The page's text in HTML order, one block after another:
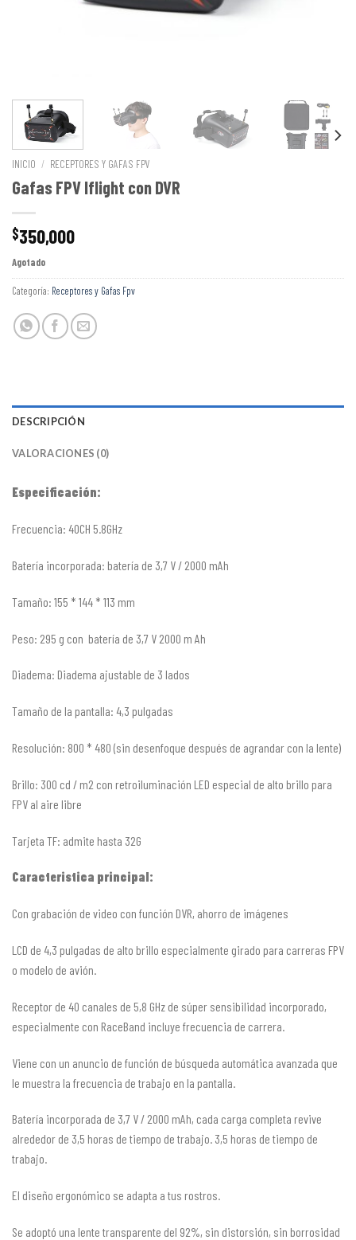
INICIO / RECEPTORES Y GAFAS FPV
Gafas FPV Iflight con DVR
$350,000
Agotado
Categoría: Receptores y Gafas Fpv
DESCRIPCIÓN
VALORACIONES (0)
Especificación:
Frecuencia: 40CH 5.8GHz
Batería incorporada: batería de 3,7 V / 2000 mAh
Tamaño: 155 * 144 * 113 mm
Peso: 295 g con batería de 3,7 V 2000 m Ah
Diadema: Diadema ajustable de 3 lados
Tamaño de la pantalla: 4,3 pulgadas
Resolución: 800 * 480 (sin desenfoque después de agrandar con la lente)
Brillo: 300 cd / m2 con retroiluminación LED especial de alto brillo para
FPV al aire libre
Tarjeta TF: admite hasta 32G
Caracteristica principal:
Con grabación de video con función DVR, ahorro de imágenes
LCD de 4,3 pulgadas de alto brillo especialmente girado para carreras FPV
o modelo de avión.
Receptor de 40 canales de 5,8 GHz de súper sensibilidad incorporado,
especialmente con RaceBand incluye frecuencia de carrera.
Viene con un anuncio de función de búsqueda automática avanzada que
le muestra la frecuencia de trabajo en la pantalla.
Batería incorporada de 3,7 V / 2000 mAh, cada carga completa revive
alrededor de 3,5 horas de tiempo de trabajo. 3,5 horas de tiempo de
trabajo.
El diseño ergonómico se adapta a tus rostros.
Se adoptó una lente transparente del 92%, sin distorsión, sin borrosidad